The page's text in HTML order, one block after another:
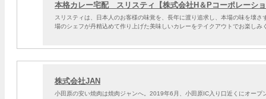
本格カレー宅配 スリスティ【株式会社H＆Pコーポレーシ
スリスティは、日本人のお客様の味覚を、長年に渡り追求し、本場の味を壊
場のシェフが丹精込めて作り上げた美味しいカレーをテイクアウトでお楽し
株式会社JAN
小田原の安い焼肉は焼肉ジャンへ。2019年6月、小田原IC入り口近くにオー